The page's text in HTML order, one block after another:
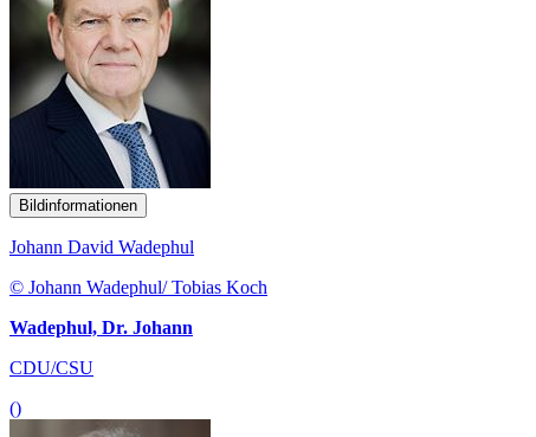
Bildinformationen
Johann David Wadephul
© Johann Wadephul/ Tobias Koch
Wadephul, Dr. Johann
CDU/CSU
()